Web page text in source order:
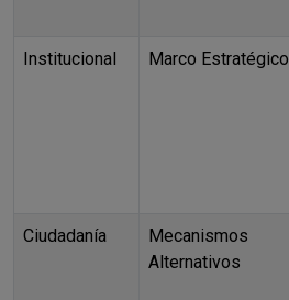
Institucional Marco Estratégico
Ciudadanía
Mecanismos
Alternativos